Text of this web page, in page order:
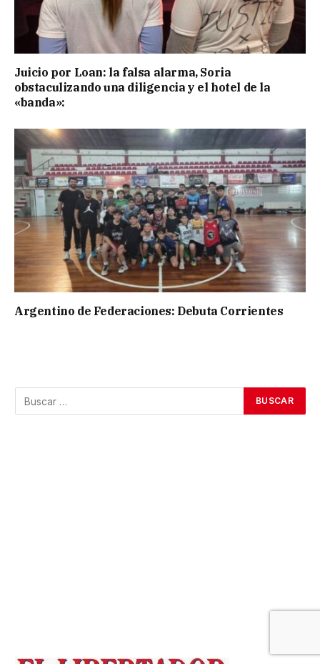
Juicio por Loan: la falsa alarma, Soria
obstaculizando una diligencia y el hotel de la
«banda»:
Argentino de Federaciones: Debuta Corrientes